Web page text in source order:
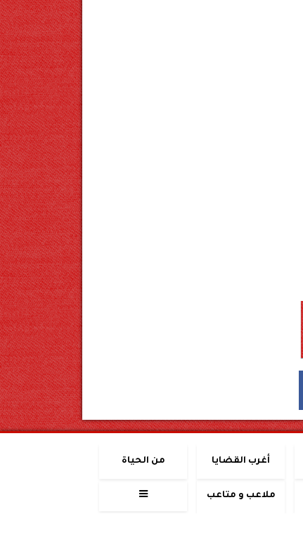
أغرب القضايا من الحياة
ملاعب و متاعب 